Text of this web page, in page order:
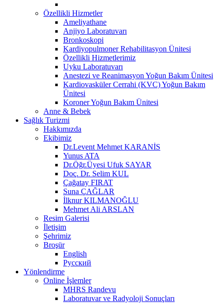
Özellikli Hizmetler
Ameliyathane
Anjiyo Laboratuvarı
Bronkoskopi
Kardiyopulmoner Rehabilitasyon Ünitesi
Özellikli Hizmetlerimiz
Uyku Laboratuvarı
Anestezi ve Reanimasyon Yoğun Bakım Ünitesi
Kardiovasküler Cerrahi (KVC) Yoğun Bakım
Ünitesi
Koroner Yoğun Bakım Ünitesi
Anne & Bebek
Sağlık Turizmi
Hakkımızda
Ekibimiz
Dr.Levent Mehmet KARANİS
Yunus ATA
Dr.Öğr.Üyesi Ufuk SAYAR
Doç. Dr. Selim KUL
Çağatay FIRAT
Suna ÇAĞLAR
İlknur KILMANOĞLU
Mehmet Ali ARSLAN
Resim Galerisi
İletişim
Şehrimiz
Broşür
English
Русский
Yönlendirme
Online İşlemler
MHRS Randevu
Laboratuvar ve Radyoloji Sonuçları